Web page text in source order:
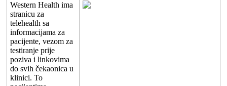
Western Health ima
stranicu za
telehealth sa
informacijama za
pacijente, vezom za
testiranje prije
poziva i linkovima
do svih čekaonica u
klinici. To